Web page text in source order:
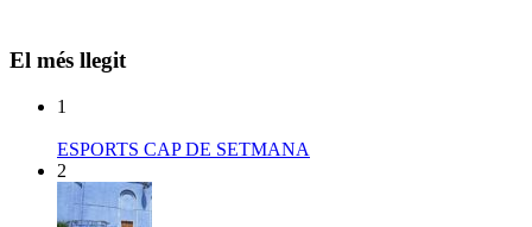
El més llegit
1
ESPORTS CAP DE SETMANA
2